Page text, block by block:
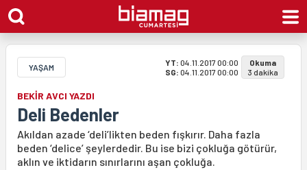
YAŞAM YT: 04.11.2017 00:00
SG: 04.11.2017 00:00
Okuma
3 dakika
BEKİR AVCI YAZDI
Deli Bedenler
Akıldan azade ‘deli’likten beden fışkırır. Daha fazla
beden ‘delice’ şeylerdedir. Bu ise bizi çokluğa götürür,
aklın ve iktidarın sınırlarını aşan çokluğa.